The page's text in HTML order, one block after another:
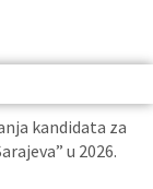
kandidata za
u 2026.